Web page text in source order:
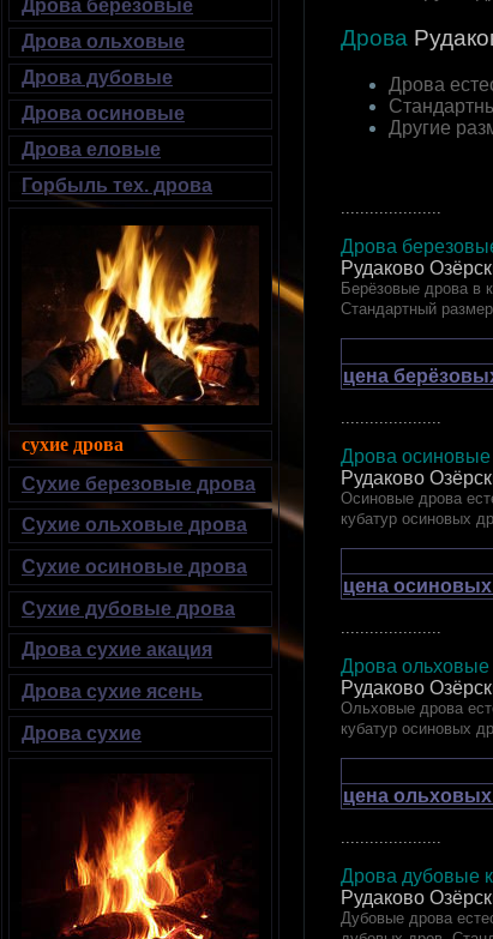
Дрова
Дрова
Другие
Дрова
Рудаково
Берёзовые дрова в
Стандартный
цена
Дрова осиновые
Рудаково
Осиновые дрова
кубатур осиновых
цена
Дрова ольховые
Рудаково
Ольховые дрова
кубатур осиновых
цена
Дрова
Рудаково
Дубовые дрова
Дрова березовые
Дрова ольховые
Дрова дубовые
Дрова осиновые
Дрова еловые
Горбыль тех. дрова
сухие дрова
Сухие березовые дрова
Сухие ольховые дрова
Сухие осиновые дрова
Сухие дубовые дрова
Дрова сухие акация
Дрова сухие ясень
Дрова сухие